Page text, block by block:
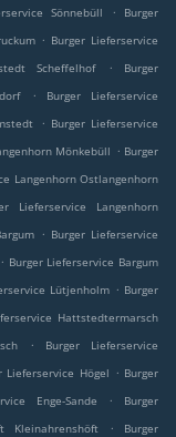
Sönnebüll .
Burger
. Burger Lieferservice
Scheffelhof .
Burger
.
Burger Lieferservice
. Burger Lieferservice
Mönkebüll . Burger
Langenhorn Ostlangenhorn
Lieferservice Langenhorn
. Burger Lieferservice
. Burger Lieferservice Bargum
Lütjenholm . Burger
Hattstedtermarsch
.
Burger Lieferservice
Lieferservice Högel . Burger
Enge-Sande .
Burger
Kleinahrenshöft . Burger